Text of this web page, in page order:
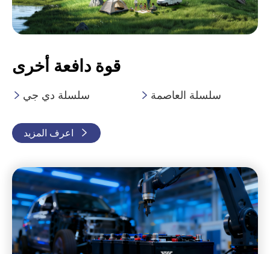
قوة دافعة أخرى
 سلسلة دي جي  سلسلة العاصمة
